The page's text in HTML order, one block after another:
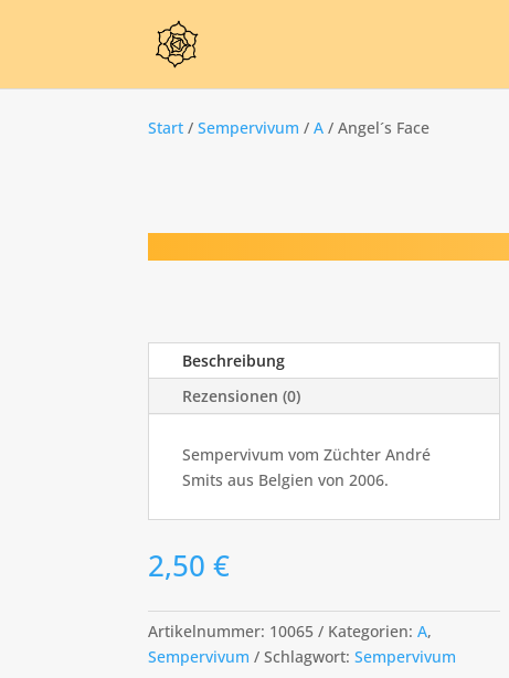
Start /Sempervivum /A / Angel´s Face
Beschreibung
Rezensionen (0)
Sempervivum vom Züchter André
Smits aus Belgien von 2006.
2,50€
Artikelnummer: 10065 Kategorien:A,
Sempervivum
Schlagwort:Sempervivum